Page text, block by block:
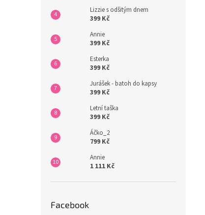
Lizzie s odšitým dnem
399 Kč
Annie
399 Kč
Esterka
399 Kč
Jurášek - batoh do kapsy
399 Kč
Letní taška
399 Kč
Áčko_2
799 Kč
Annie
1 111 Kč
Facebook